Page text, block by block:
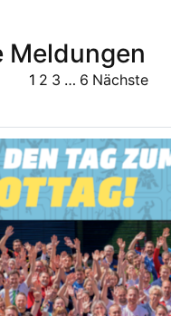
Meldungen
1 2 3 … 6 Nächste